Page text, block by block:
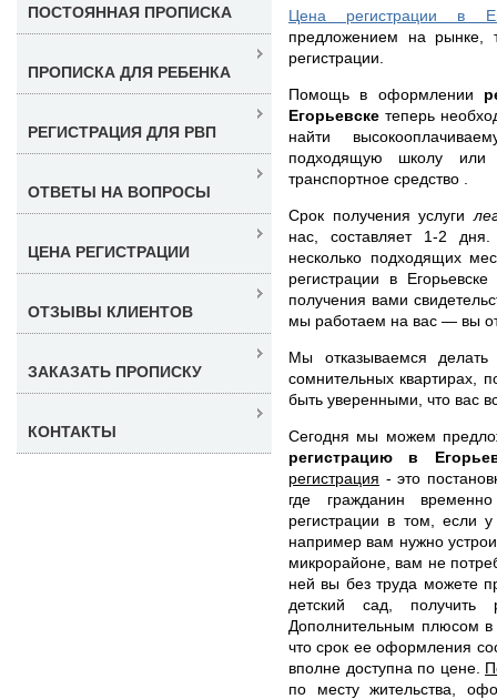
Цена регистрации в
предложением на рынке,
регистрации.
Помощь в оформлении
Егорьевске теперь
найти
подходящую школу или
транспортное средство .
Срок получения услуги
нас, составляет 1-2
несколько подходящих
регистрации в
получения вами
мы работаем на вас — вы
Мы отказываемся делать
сомнительных квартирах,
быть уверенными, что вас
Сегодня мы можем
регистрацию в
регистрация - это
где гражданин
регистрации в том, если
например вам нужно
микрорайоне, вам не
ней вы без труда можете
детский сад,
Дополнительным плюсом в
что срок ее оформления
вполне доступна по цене.
по месту жительства,
ПОСТОЯННАЯ ПРОПИСКА
ПРОПИСКА ДЛЯ РЕБЕНКА
РЕГИСТРАЦИЯ ДЛЯ РВП
ОТВЕТЫ НА ВОПРОСЫ
ЦЕНА РЕГИСТРАЦИИ
ОТЗЫВЫ КЛИЕНТОВ
ЗАКАЗАТЬ ПРОПИСКУ
КОНТАКТЫ